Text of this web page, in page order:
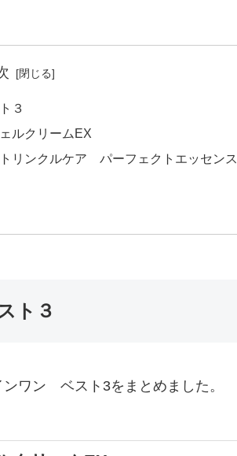
３
ルクリームEX
リンクルケア パーフェクトエッセンス
ト３
ワン ベスト3をまとめました。